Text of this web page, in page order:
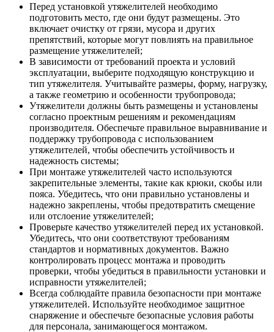
Перед установкой утяжелителей необходимо
подготовить место, где они будут размещены. Это
включает очистку от грязи, мусора и других
препятствий, которые могут повлиять на правильное
размещение утяжелителей;
В зависимости от требований проекта и условий
эксплуатации, выберите подходящую конструкцию и
тип утяжелителя. Учитывайте размеры, форму, нагрузку,
а также геометрию и особенности трубопровода;
Утяжелители должны быть размещены и установлены
согласно проектным решениям и рекомендациям
производителя. Обеспечьте правильное выравнивание и
поддержку трубопровода с использованием
утяжелителей, чтобы обеспечить устойчивость и
надежность системы;
При монтаже утяжелителей часто используются
закрепительные элементы, такие как крюки, скобы или
пояса. Убедитесь, что они правильно установлены и
надежно закреплены, чтобы предотвратить смещение
или отслоение утяжелителей;
Проверьте качество утяжелителей перед их установкой.
Убедитесь, что они соответствуют требованиям
стандартов и нормативных документов. Важно
контролировать процесс монтажа и проводить
проверки, чтобы убедиться в правильности установки и
исправности утяжелителей;
Всегда соблюдайте правила безопасности при монтаже
утяжелителей. Используйте необходимое защитное
снаряжение и обеспечьте безопасные условия работы
для персонала, занимающегося монтажом.